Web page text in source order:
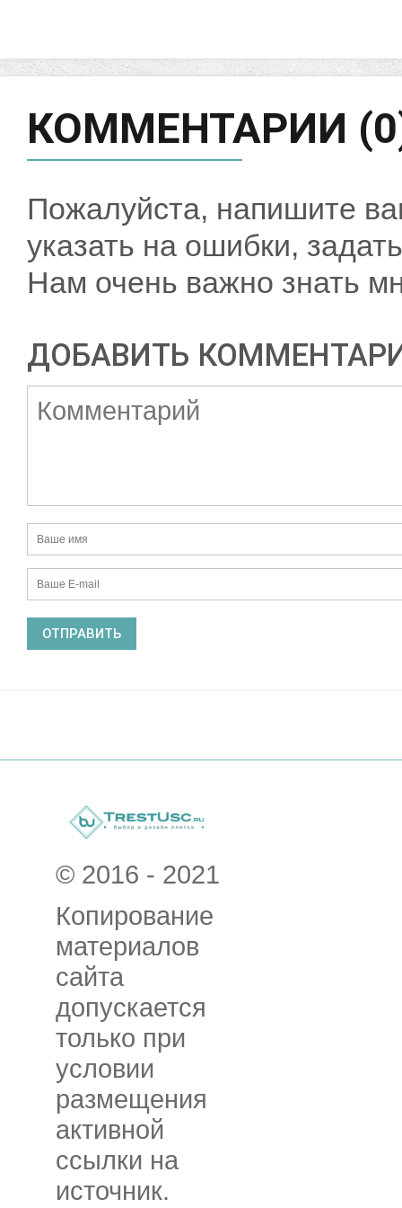
КОММЕНТАРИИ
Пожалуйста, напишите
указать на ошибки,
Нам очень важно знать
ДОБАВИТЬ
© 2016 - 2021
Копирование
материалов
сайта
допускается
только при
условии
размещения
активной
ссылки на
источник.